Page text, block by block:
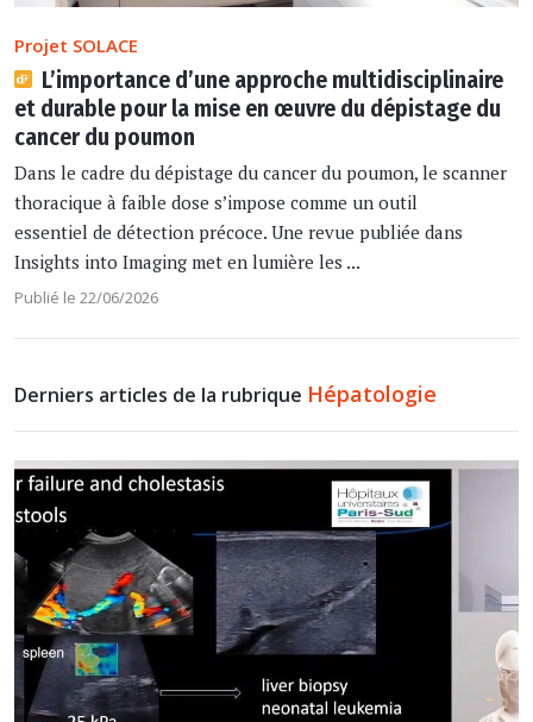
Projet SOLACE
L’importance d’une approche multidisciplinaire
et durable pour la mise en œuvre du dépistage du
cancer du poumon
Dans le cadre du dépistage du cancer du poumon, le scanner
thoracique à faible dose s’impose comme un outil
essentiel de détection précoce. Une revue publiée dans
Insights into Imaging met en lumière les ...
Publié le 22/06/2026
Derniers articles de la rubrique Hépatologie